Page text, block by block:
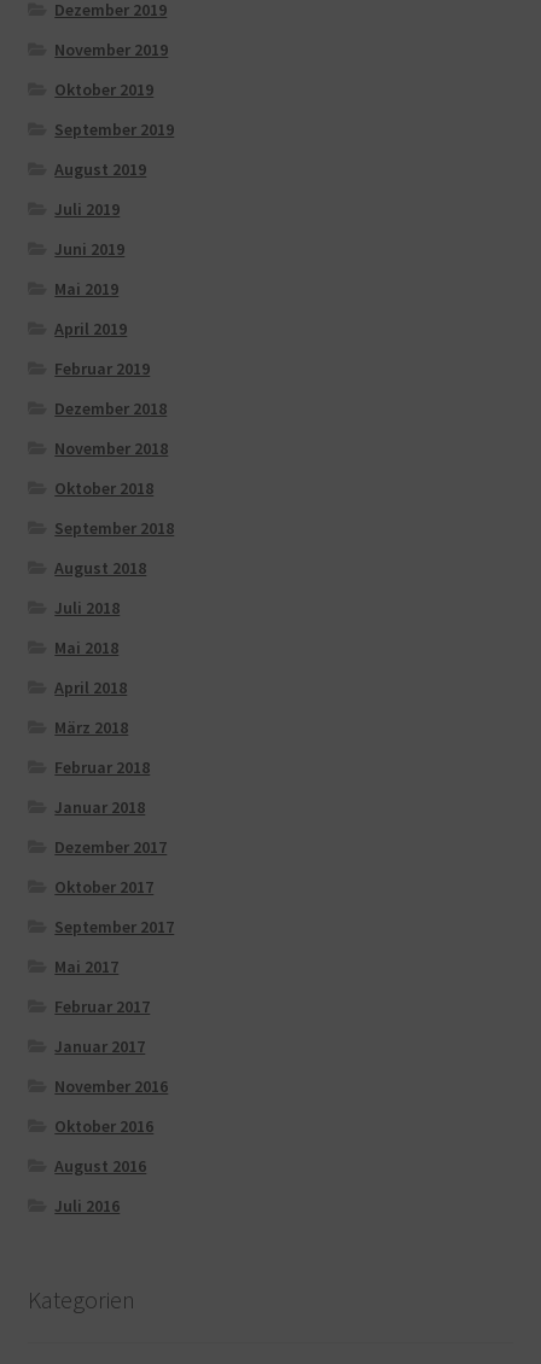
Dezember 2019
November 2019
Oktober 2019
September 2019
August 2019
Juli 2019
Juni 2019
Mai 2019
April 2019
Februar 2019
Dezember 2018
November 2018
Oktober 2018
September 2018
August 2018
Juli 2018
Mai 2018
April 2018
März 2018
Februar 2018
Januar 2018
Dezember 2017
Oktober 2017
September 2017
Mai 2017
Februar 2017
Januar 2017
November 2016
Oktober 2016
August 2016
Juli 2016
Kategorien